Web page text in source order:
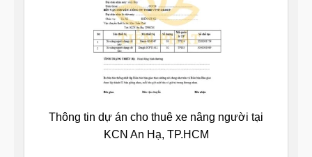
Thông tin dự án cho thuê xe nâng người tại
KCN An Hạ, TP.HCM